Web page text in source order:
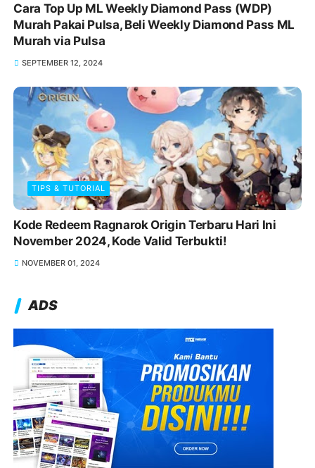
Cara Top Up ML Weekly Diamond Pass (WDP)
Murah Pakai Pulsa, Beli Weekly Diamond Pass ML
Murah via Pulsa
SEPTEMBER 12, 2024
TIPS & TUTORIAL
Kode Redeem Ragnarok Origin Terbaru Hari Ini
November 2024, Kode Valid Terbukti!
NOVEMBER 01, 2024
ADS